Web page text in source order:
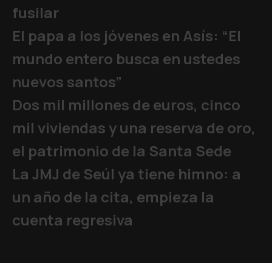
fusilar
El papa a los jóvenes en Asís: “El
mundo entero busca en ustedes
nuevos santos”
Dos mil millones de euros, cinco
mil viviendas y una reserva de oro,
el patrimonio de la Santa Sede
La JMJ de Seúl ya tiene himno: a
un año de la cita, empieza la
cuenta regresiva